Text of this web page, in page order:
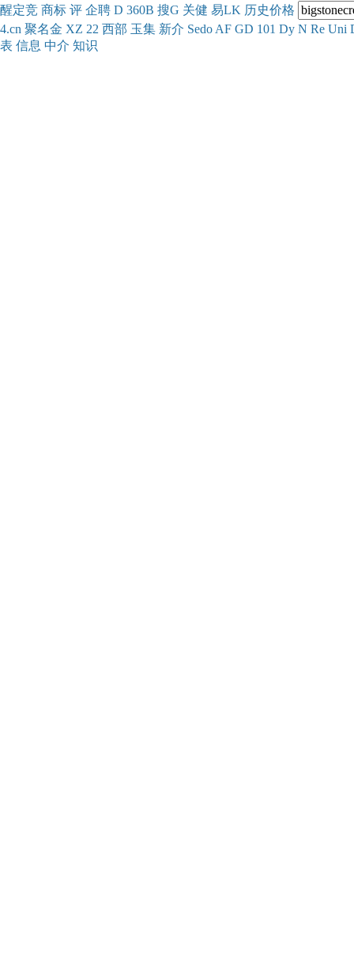
醒定竞 商标 评 企聘 D 360B 搜G 关健 易LK 历史价格
4.cn 聚名金 XZ 22 西部 玉集 新介 Sedo AF GD 101 Dy N Re Uni
表 信息 中介 知识